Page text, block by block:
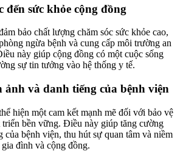
đến sức khỏe cộng đồng
bảo chất lượng chăm sóc sức khỏe cao,
ngừa bệnh và cung cấp môi trường an
này giúp cộng đồng có một cuộc sống
sự tin tưởng vào hệ thống y tế.
và danh tiếng của bệnh viện
hiện một cam kết mạnh mẽ đối với bảo vệ
bền vững. Điều này giúp tăng cường
của bệnh viện, thu hút sự quan tâm và niềm
đình và cộng đồng.